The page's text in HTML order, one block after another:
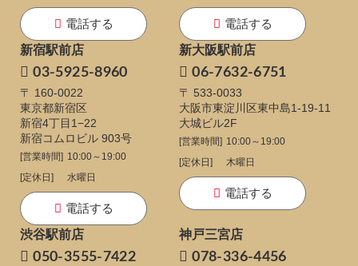
電話する
電話する
新宿駅前店
03-5925-8960
〒 160-0022
東京都新宿区
新宿4丁目1−22
新宿コムロビル 903号
[営業時間] 10:00～19:00
[定休日]
水曜日
電話する
新大阪駅前店
06-7632-6751
〒 533-0033
大阪市東淀川区東中島1-19-11
大城ビル2F
[営業時間] 10:00～19:00
[定休日]
木曜日
電話する
渋谷駅前店
050-3555-7422
神戸三宮店
078-336-4456